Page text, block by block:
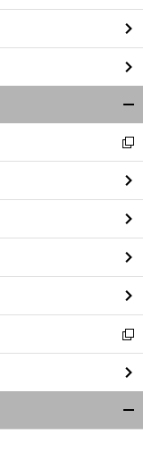
閉
る
新
し
い
ウ
ィ
ン
ド
ウ
で
開
く
新
し
い
ウ
ィ
ン